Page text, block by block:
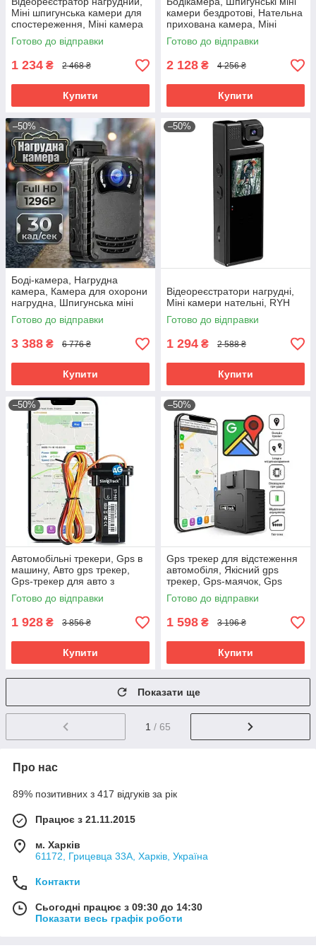
Міні шпигунська камери для
спостереження, Міні камера
на одяг, Прихована нательна
камера, RYH
Готово до відправки
1 234 ₴ 2 468 ₴
Купити
камери бездротові, Нательна
прихована камера, Міні
камера шпигунська, RYH
Готово до відправки
2 128 ₴ 4 256 ₴
Купити
–50%
Боді-камера, Нагрудна
камера, Камера для охорони
нагрудна, Шпигунська міні
камера з великим часом
запису, RYH
Готово до відправки
3 388 ₴ 6 776 ₴
Купити
–50%
Відеореєстратори нагрудні,
Міні камери нательні, RYH
Готово до відправки
1 294 ₴ 2 588 ₴
Купити
–50%
Автомобільні трекери, Gps в
машину, Авто gps трекер,
Gps-трекер для авто з
додатком, Gps в машину від
викрадення, RYH
Готово до відправки
1 928 ₴ 3 856 ₴
Купити
–50%
Gps трекер для відстеження
автомобіля, Якісний gps
трекер, Gps-маячок, Gps
трекер на мотоцикл, Gps
маячок для авто, RYH
Готово до відправки
1 598 ₴ 3 196 ₴
Купити
Показати ще
1 / 65
Про нас
89% позитивних з 417 відгуків за рік
Працює з 21.11.2015
м. Харків
61172, Грицевца 33А, Харків, Україна
Контакти
Сьогодні працює з 09:30 до 14:30
Показати весь графік роботи